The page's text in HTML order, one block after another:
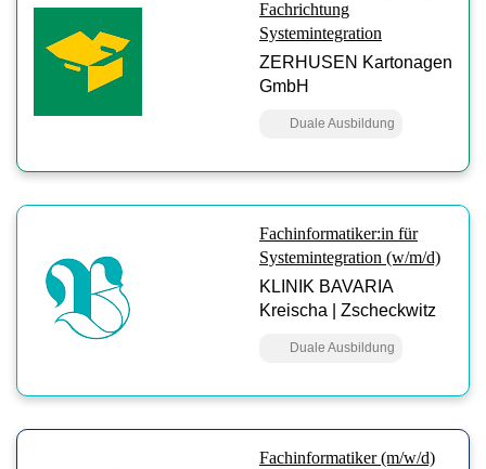
Fachrichtung
Systemintegration
ZERHUSEN Kartonagen
GmbH
Duale Ausbildung
Fachinformatiker:in für
Systemintegration (w/m/d)
KLINIK BAVARIA
Kreischa | Zscheckwitz
Duale Ausbildung
Fachinformatiker (m/w/d)